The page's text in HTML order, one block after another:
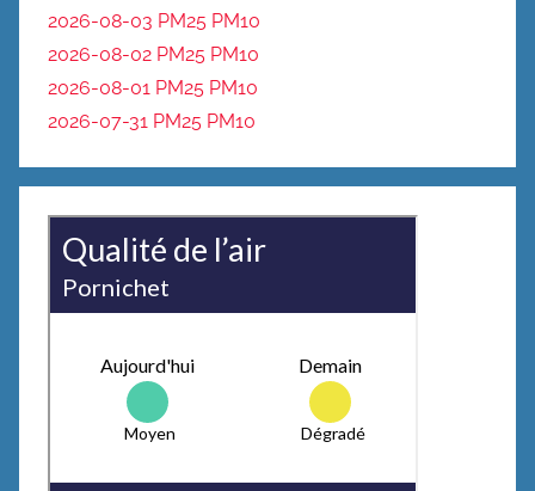
2026-08-03 PM25 PM10
2026-08-02 PM25 PM10
2026-08-01 PM25 PM10
2026-07-31 PM25 PM10